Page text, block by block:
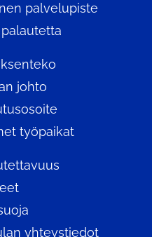
palvelupiste
johto
työpaikat
yhteystiedot